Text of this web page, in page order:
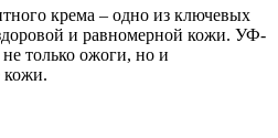
крема – одно из ключевых
и равномерной кожи. УФ-
только ожоги, но и
кожи.